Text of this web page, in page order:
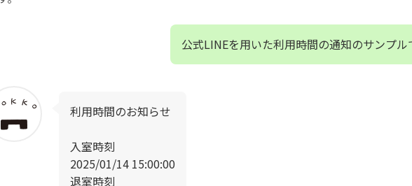
公式LINEを用いた利用時間の通知のサンプル
利用時間のお知らせ
入室時刻
2025/01/14 15:00:00
退室時刻